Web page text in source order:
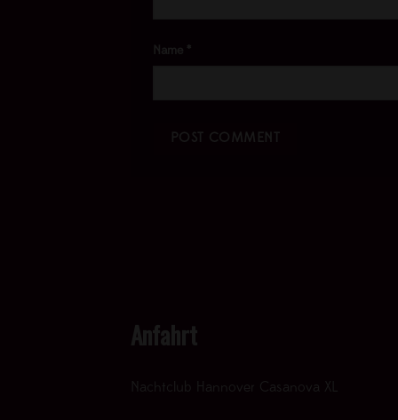
Name *
Anfahrt
Nachtclub Hannover Casanova XL